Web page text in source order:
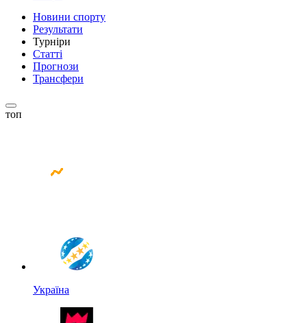
Новини спорту
Результати
Турніри
Статті
Прогнози
Трансфери
топ
Україна